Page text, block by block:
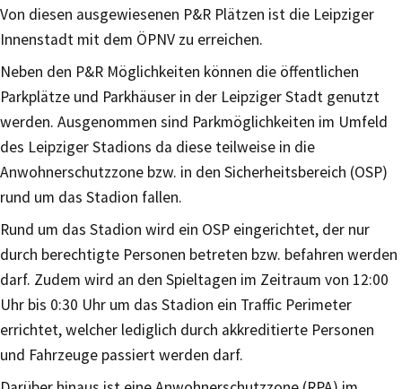
Von diesen ausgewiesenen P&R Plätzen ist die Leipziger
Innenstadt mit dem ÖPNV zu erreichen.
Neben den P&R Möglichkeiten können die öffentlichen
Parkplätze und Parkhäuser in der Leipziger Stadt genutzt
werden. Ausgenommen sind Parkmöglichkeiten im Umfeld
des Leipziger Stadions da diese teilweise in die
Anwohnerschutzzone bzw. in den Sicherheitsbereich (OSP)
rund um das Stadion fallen.
Rund um das Stadion wird ein OSP eingerichtet, der nur
durch berechtigte Personen betreten bzw. befahren werden
darf. Zudem wird an den Spieltagen im Zeitraum von 12:00
Uhr bis 0:30 Uhr um das Stadion ein Traffic Perimeter
errichtet, welcher lediglich durch akkreditierte Personen
und Fahrzeuge passiert werden darf.